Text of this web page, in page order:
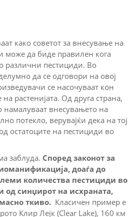
како советот за внесување на
може да биде правилен кога
различни пестициди. Во
да се одговори на овој
се насочуваат кон
растенијата. Од друга страна,
внесувањето на
потекло, верувајќи дека на тој
остатоците на пестициди во
заблуда. Според законот за
доаѓа до
количества пестициди во
од синџирот на исхраната,
ткиво. Класичен пример е
Клир Лејк (Clear Lake), 160 км